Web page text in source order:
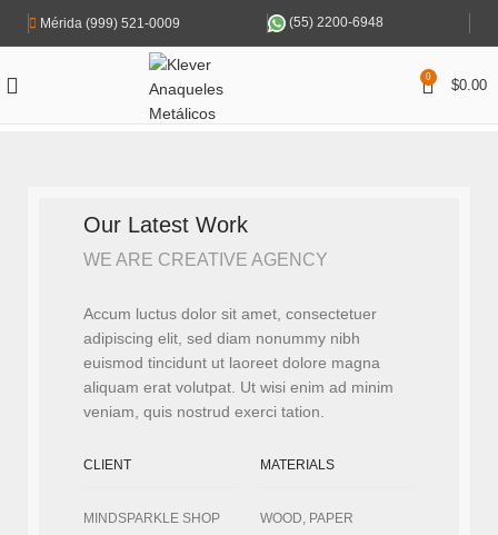
Mérida (999) 521-0009 (55) 2200-6948
0
$0.00
Our Latest Work
WE ARE CREATIVE AGENCY
Accum luctus dolor sit amet, consectetuer
adipiscing elit, sed diam nonummy nibh
euismod tincidunt ut laoreet dolore magna
aliquam erat volutpat. Ut wisi enim ad minim
veniam, quis nostrud exerci tation.
CLIENT MATERIALS
MINDSPARKLE SHOP WOOD, PAPER